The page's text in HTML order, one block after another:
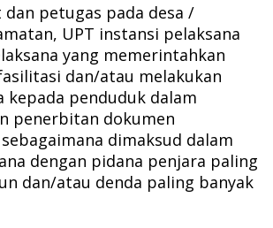
dan petugas pada desa /
UPT instansi pelaksana
yang memerintahkan
dan/atau melakukan
kepada penduduk dalam
penerbitan dokumen
dimaksud dalam
dengan pidana penjara paling
dan/atau denda paling banyak